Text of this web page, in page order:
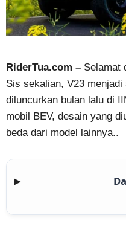
RiderTua.com – Selamat
Sis sekalian, V23
diluncurkan bulan lalu di
mobil BEV, desain yang
beda dari model lainnya..
▶